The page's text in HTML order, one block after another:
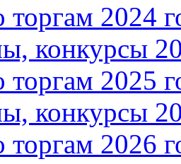
торгам 2024
конкурсы
торгам 2025
конкурсы
торгам 2026